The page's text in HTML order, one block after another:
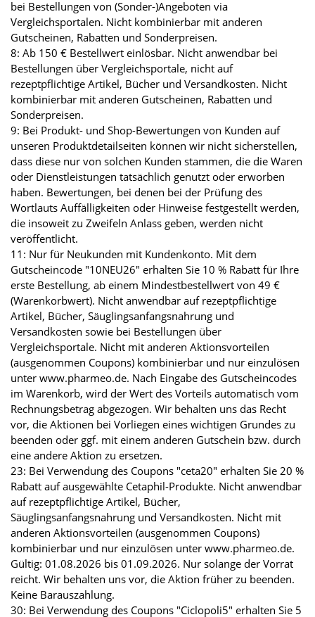
bei Bestellungen von (Sonder-)Angeboten via
Vergleichsportalen. Nicht kombinierbar mit anderen
Gutscheinen, Rabatten und Sonderpreisen.
8: Ab 150 € Bestellwert einlösbar. Nicht anwendbar bei
Bestellungen über Vergleichsportale, nicht auf
rezeptpflichtige Artikel, Bücher und Versandkosten. Nicht
kombinierbar mit anderen Gutscheinen, Rabatten und
Sonderpreisen.
9: Bei Produkt- und Shop-Bewertungen von Kunden auf
unseren Produktdetailseiten können wir nicht sicherstellen,
dass diese nur von solchen Kunden stammen, die die Waren
oder Dienstleistungen tatsächlich genutzt oder erworben
haben. Bewertungen, bei denen bei der Prüfung des
Wortlauts Auffälligkeiten oder Hinweise festgestellt werden,
die insoweit zu Zweifeln Anlass geben, werden nicht
veröffentlicht.
11: Nur für Neukunden mit Kundenkonto. Mit dem
Gutscheincode "10NEU26" erhalten Sie 10 % Rabatt für Ihre
erste Bestellung, ab einem Mindestbestellwert von 49 €
(Warenkorbwert). Nicht anwendbar auf rezeptpflichtige
Artikel, Bücher, Säuglingsanfangsnahrung und
Versandkosten sowie bei Bestellungen über
Vergleichsportale. Nicht mit anderen Aktionsvorteilen
(ausgenommen Coupons) kombinierbar und nur einzulösen
unter www.pharmeo.de. Nach Eingabe des Gutscheincodes
im Warenkorb, wird der Wert des Vorteils automatisch vom
Rechnungsbetrag abgezogen. Wir behalten uns das Recht
vor, die Aktionen bei Vorliegen eines wichtigen Grundes zu
beenden oder ggf. mit einem anderen Gutschein bzw. durch
eine andere Aktion zu ersetzen.
23: Bei Verwendung des Coupons "ceta20" erhalten Sie 20 %
Rabatt auf ausgewählte Cetaphil-Produkte. Nicht anwendbar
auf rezeptpflichtige Artikel, Bücher,
Säuglingsanfangsnahrung und Versandkosten. Nicht mit
anderen Aktionsvorteilen (ausgenommen Coupons)
kombinierbar und nur einzulösen unter www.pharmeo.de.
Gültig: 01.08.2026 bis 01.09.2026. Nur solange der Vorrat
reicht. Wir behalten uns vor, die Aktion früher zu beenden.
Keine Barauszahlung.
30: Bei Verwendung des Coupons "Ciclopoli5" erhalten Sie 5